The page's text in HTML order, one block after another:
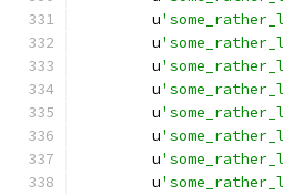
        u
        u
        u
        u
        u
        u
        u
        u